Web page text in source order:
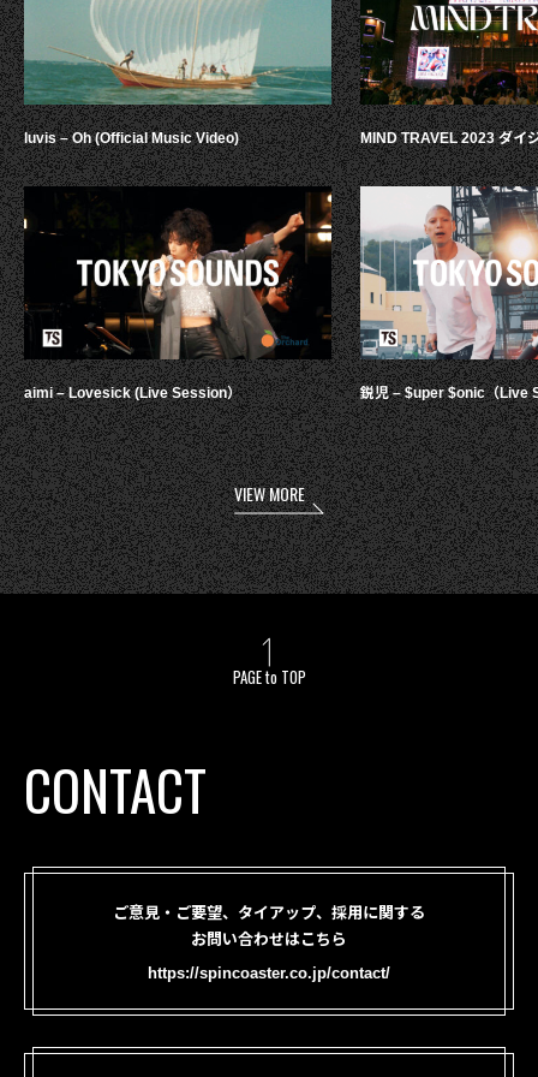
luvis – Oh (Official Music Video)
aimi – Lovesick (Live Session）
MIND TRAVEL 2023 ダイ
鋭児 – $uper $onic（Live
VIEW MORE
PAGE to TOP
CONTACT
ご意見・ご要望、タイアップ、採用に関する
お問い合わせはこちら
https://spincoaster.co.jp/contact/